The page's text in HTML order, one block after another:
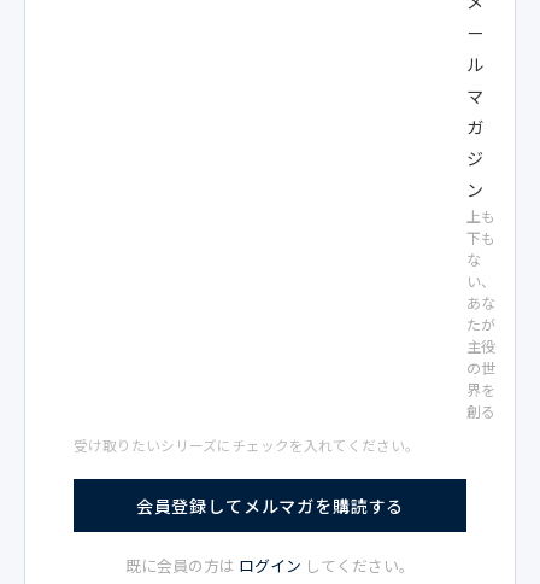
ー
ル
マ
ガ
ジ
ン
上も
下も
な
い、
あな
たが
主役
の世
界を
創る
受け取りたいシリーズにチェックを入れてください。
会員登録してメルマガを購読する
既に会員の方は ログイン してください。